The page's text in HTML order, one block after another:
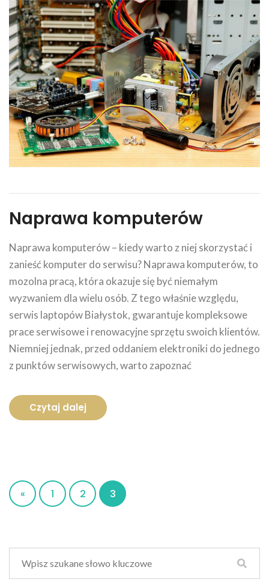
Naprawa komputerów
Naprawa komputerów – kiedy warto z niej skorzystać i
zanieść komputer do serwisu? Naprawa komputerów, to
mozolna pracą, która okazuje się być niemałym
wyzwaniem dla wielu osób. Z tego właśnie względu,
serwis laptopów Białystok, gwarantuje kompleksowe
prace serwisowe i renowacyjne sprzętu swoich klientów.
Niemniej jednak, przed oddaniem elektroniki do jednego
z punktów serwisowych, warto zapoznać
Czytaj dalej
« 1 2 3